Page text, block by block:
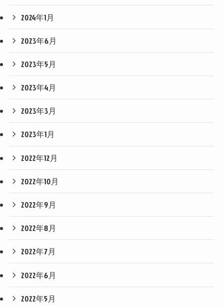
2024年1月
2023年6月
2023年5月
2023年4月
2023年3月
2023年1月
2022年12月
2022年10月
2022年9月
2022年8月
2022年7月
2022年6月
2022年5月